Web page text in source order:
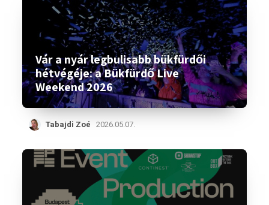
Vár a nyár legbulisabb bükfürdői
hétvégéje: a Bükfürdő Live
Weekend 2026
Tabajdi Zoé 2026.05.07.